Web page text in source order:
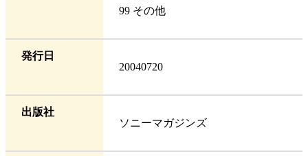
99 その他
発行日
20040720
出版社
ソニーマガジンズ